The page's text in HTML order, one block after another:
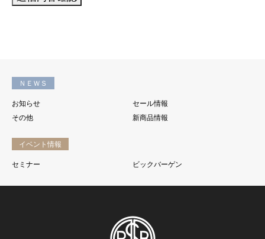
ＮＥＷＳ
お知らせ
セール情報
その他
新商品情報
イベント情報
セミナー
ビックバーゲン